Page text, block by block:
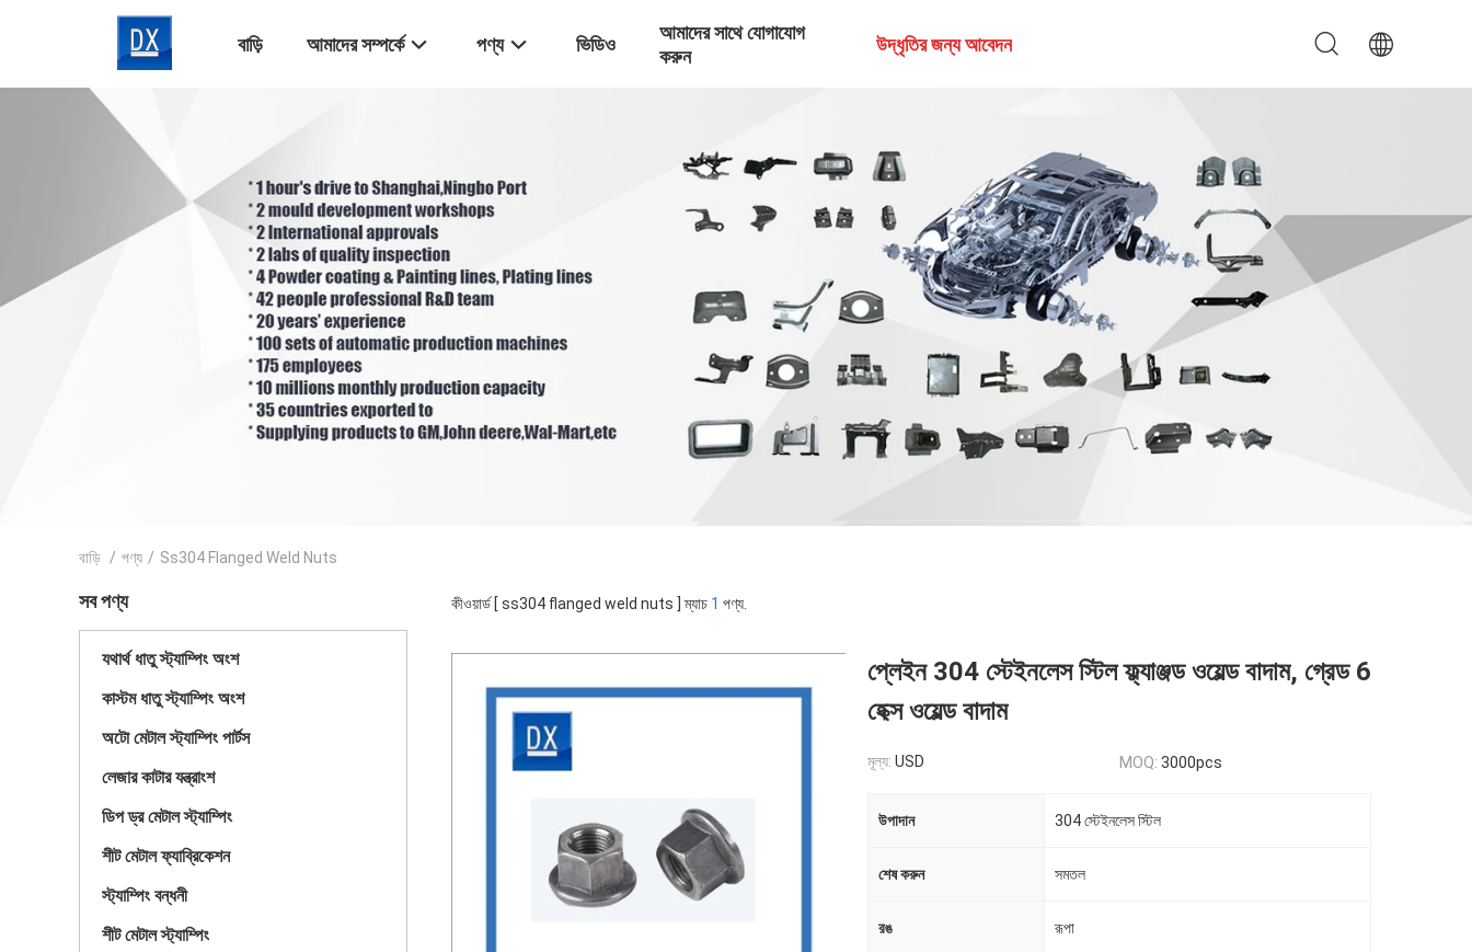
বাড়ি আমাদের সম্পর্কে পণ্য ভিডিও
আমাদের সাথে যোগাযোগ
করুন
উদ্ধৃতির জন্য আবেদন
বাড়ি / পণ্য / Ss304 Flanged Weld Nuts
সব পণ্য
যথার্থ ধাতু স্ট্যাম্পিং অংশ
কাস্টম ধাতু স্ট্যাম্পিং অংশ
অটো মেটাল স্ট্যাম্পিং পার্টস
লেজার কাটার যন্ত্রাংশ
ডিপ ড্র মেটাল স্ট্যাম্পিং
শীট মেটাল ফ্যাব্রিকেশন
স্ট্যাম্পিং বন্ধনী
শীট মেটাল স্ট্যাম্পিং
কীওয়ার্ড [ ss304 flanged weld nuts ] ম্যাচ 1 পণ্য.
প্লেইন 304 স্টেইনলেস স্টিল ফ্ল্যাঞ্জড ওয়েল্ড বাদাম, গ্রেড 6
হেক্স ওয়েল্ড বাদাম
মূল্য: USD MOQ: 3000pcs
উপাদান 304 স্টেইনলেস স্টিল
শেষ করুন সমতল
রঙ রূপা